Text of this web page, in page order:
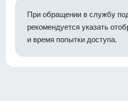
При обращении в службу
рекомендуется указать
и время попытки доступа.